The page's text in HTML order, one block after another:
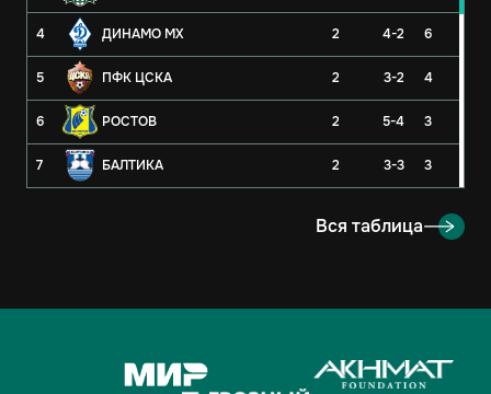
4 ДИНАМО МХ 2 4-2 6
5 ПФК ЦСКА 2 3-2 4
6 РОСТОВ 2 5-4 3
7 БАЛТИКА 2 3-3 3
ЛОКОМОТИВ 2-3 1
Вся таблица